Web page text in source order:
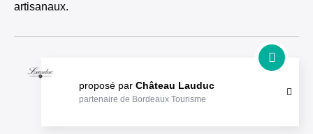
artisanaux.
proposé par Château Lauduc
partenaire de Bordeaux Tourisme